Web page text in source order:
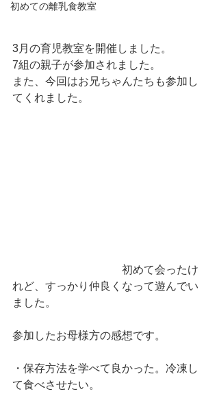
初めての離乳食教室
3月の育児教室を開催しました。
7組の親子が参加されました。
また、今回はお兄ちゃんたちも参加し
てくれました。
初めて会ったけ
れど、すっかり仲良くなって遊んでい
ました。
参加したお母様方の感想です。
・保存方法を学べて良かった。冷凍し
て食べさせたい。